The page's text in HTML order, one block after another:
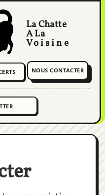
La Chatte
A La
Voisine
NOUS CONTACTER